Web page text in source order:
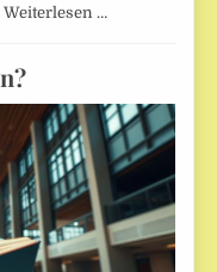
Weiterlesen …